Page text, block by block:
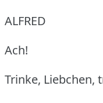
ALFRED
Ach!
Trinke, Liebchen,